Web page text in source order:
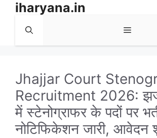
Skip
content
iharyana.in
Menu
Jhajjar Court
Recruitment 2026:
में स्टेनोग्राफर के पदों पर
नोटिफिकेशन जारी, आवेदन